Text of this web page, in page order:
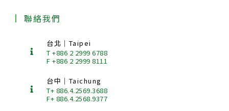
聯絡我們
台北｜Taipei
T +886 2 2999 6788
F +886 2 2999 8111
台中｜Taichung
T+ 886.4.2569.3688
F+ 886.4.2568.9377